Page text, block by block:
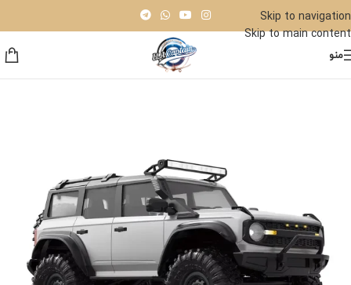
Skip to navigation
Skip to main content
منو